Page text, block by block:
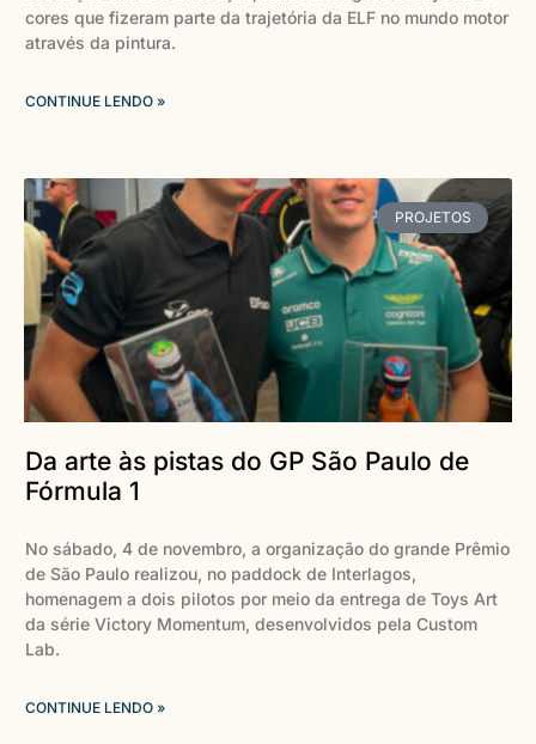
cores que fizeram parte da trajetória da ELF no mundo motor
através da pintura.
CONTINUE LENDO »
PROJETOS
Da arte às pistas do GP São Paulo de
Fórmula 1
No sábado, 4 de novembro, a organização do grande Prêmio
de São Paulo realizou, no paddock de Interlagos,
homenagem a dois pilotos por meio da entrega de Toys Art
da série Victory Momentum, desenvolvidos pela Custom
Lab.
CONTINUE LENDO »